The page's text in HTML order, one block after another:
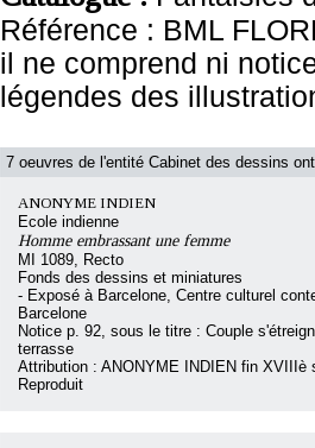
Référence : BML
il ne comprend ni
légendes des
7 oeuvres de l'entité Cabinet des dessins
ANONYME INDIEN
Ecole indienne
Homme embrassant une femme
MI 1089, Recto
Fonds des dessins et miniatures
- Exposé à Barcelone, Centre culturel
Barcelone
Notice p. 92, sous le titre : Couple
terrasse
Attribution : ANONYME INDIEN fin XVIIIè
Reproduit